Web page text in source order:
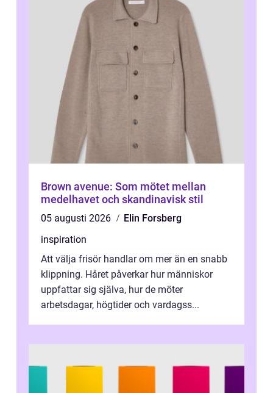
Brown avenue: Som mötet mellan
medelhavet och skandinavisk stil
05 augusti 2026
Elin Forsberg
inspiration
Att välja frisör handlar om mer än en snabb
klippning. Håret påverkar hur människor
uppfattar sig själva, hur de möter
arbetsdagar, högtider och vardagss...